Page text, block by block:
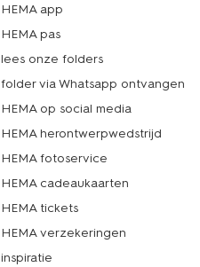
HEMA app
HEMA pas
lees onze folders
folder via Whatsapp ontvangen
HEMA op social media
HEMA herontwerpwedstrijd
HEMA fotoservice
HEMA cadeaukaarten
HEMA tickets
HEMA verzekeringen
inspiratie